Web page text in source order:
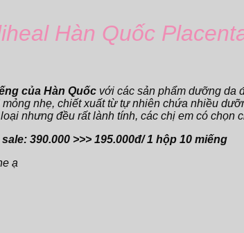
Hàn Quốc
của Hàn Quốc với các sản phẩm dưỡng da
nhẹ, chiết xuất từ tự nhiên chứa nhiều
nhưng đều rất lành tính, các chị em có
390.000 >>> 195.000đ/ 1 hộp 10 miếng
ạ